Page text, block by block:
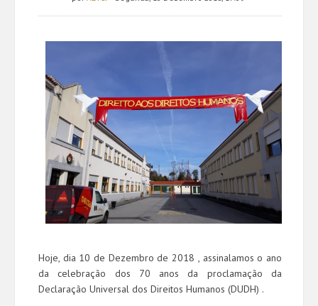
Legislação
Hoje, dia 10 de Dezembro de 2018 , assinalamos o ano
da celebração dos 70 anos da proclamação da
Declaração Universal dos Direitos Humanos (DUDH) .